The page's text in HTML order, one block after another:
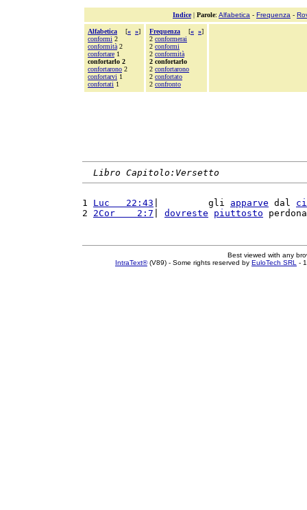
Indice| Parole: Alfabetica - Frequenza -
Alfabetica [« »]
conformi 2
conformità 2
confortare 1
confortarlo 2
confortarono 2
confortarvi 1
confortati 1
Frequenza [« »]
2 conformerai
2 conformi
2 conformità
2 confortarlo
2 confortarono
2 confortato
2 confronto
Libro Capitolo:Versetto
1 Luc   22:43 |         gli apparve dal
2 2Cor    2:7 dovreste piuttosto
Best viewed with any
IntraText®(V89) - Some rights reserved by EuloTech SRL -